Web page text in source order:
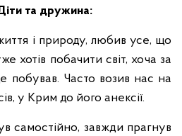
та дружина:
і природу, любив усе, що
хотів побачити світ, хоча за
побував. Часто возив нас на
у Крим до його анексії.
самостійно, завжди прагнув